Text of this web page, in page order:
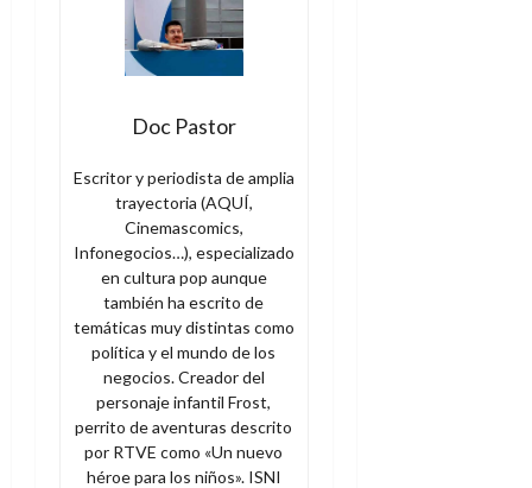
Doc Pastor
Escritor y periodista de amplia
trayectoria (AQUÍ,
Cinemascomics,
Infonegocios…), especializado
en cultura pop aunque
también ha escrito de
temáticas muy distintas como
política y el mundo de los
negocios. Creador del
personaje infantil Frost,
perrito de aventuras descrito
por RTVE como «Un nuevo
héroe para los niños». ISNI